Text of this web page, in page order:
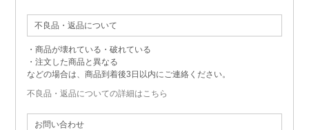
不良品・返品について
・商品が壊れている・破れている
・注文した商品と異なる
などの場合は、商品到着後3日以内にご連絡ください。
不良品・返品についての詳細はこちら
お問い合わせ